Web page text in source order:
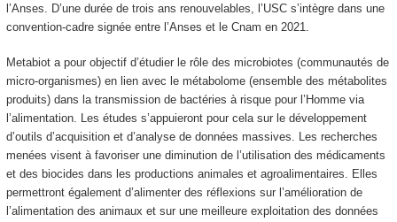
l’Anses. D’une durée de trois ans renouvelables, l’USC s’intègre dans une
convention-cadre signée entre l’Anses et le Cnam en 2021.
Metabiot a pour objectif d’étudier le rôle des microbiotes (communautés de
micro-organismes) en lien avec le métabolome (ensemble des métabolites
produits) dans la transmission de bactéries à risque pour l’Homme via
l’alimentation. Les études s’appuieront pour cela sur le développement
d’outils d’acquisition et d’analyse de données massives. Les recherches
menées visent à favoriser une diminution de l’utilisation des médicaments
et des biocides dans les productions animales et agroalimentaires. Elles
permettront également d’alimenter des réflexions sur l’amélioration de
l’alimentation des animaux et sur une meilleure exploitation des données